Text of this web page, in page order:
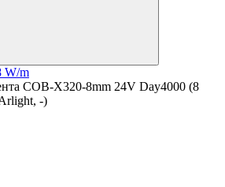
W/m
COB-X320-8mm 24V Day4000 (8
-)